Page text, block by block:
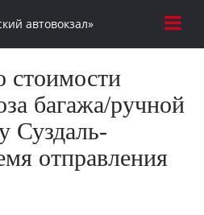
автовокзал»
багажа/ручной
Суздаль-
отправления